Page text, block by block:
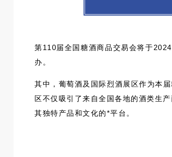
7B029T-24 汉姆蕾顿
7B029T-4 青岛玩啤供
7B029T-6 厦门华沣
7B029T-8 潘达布鲁（
7C020T-1,7C020T-2
第110届全国糖酒商品交易会将于
办。
其中，葡萄酒及国际烈酒展区作为本
区不仅吸引了来自全国各地的酒类生
其独特产品和文化的*平台。